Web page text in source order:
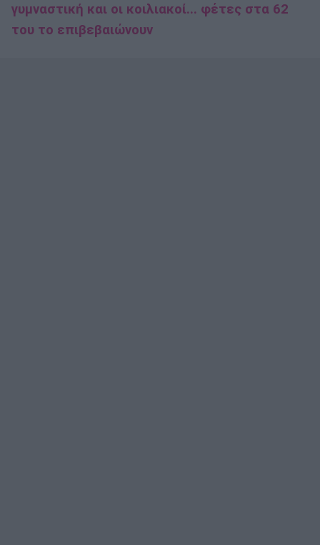
γυμναστική και οι κοιλιακοί... φέτες στα 62
του το επιβεβαιώνουν